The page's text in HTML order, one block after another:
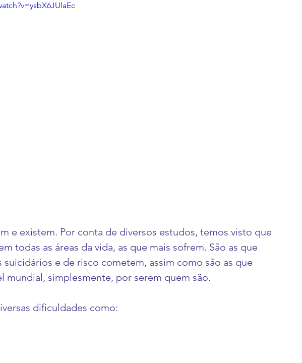
e existem. Por conta de diversos estudos, temos visto que
todas as áreas da vida, as que mais sofrem. São as que
e de risco cometem, assim como são as que
mundial, simplesmente, por serem quem são.
dificuldades como: